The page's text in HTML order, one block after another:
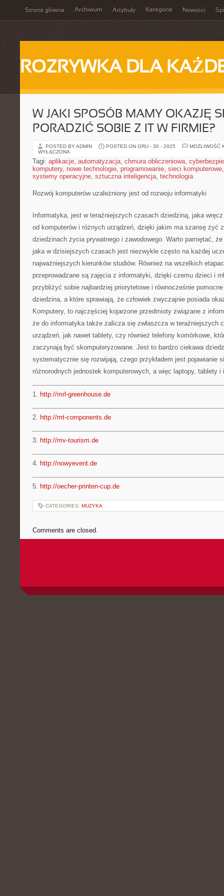
Strona główna Archiwum Artykuły Kategorie Nowości
ROZRYWKA DLA
W JAKI SPOSÓB MAMY OKAZJĘ
PORADZIĆ SOBIE Z IT W FIRMIE?
POSTED BY ADMIN POSTED ON GRU - 30 - 2025
MOŻLIWOŚĆ
WYŁĄCZONA
Tagi: aplikacje, automatyzacja, chmura obliczeniowa,
komputery, nowe technologie, programowanie, sieci komputerowe
systemy operacyjne, sztuczna inteligencja, technologia
Rozwój komputerów uzależniony jest od rozwoju informatyki
Informatyka, jest w teraźniejszych czasach dziedziną, jaka
od komputerów i różnych urządzeń, dzięki jakim ma szansę żyć
dziedzinach życia prywatnego i zawodowego. Warto pamiętać,
jaka w dzisiejszych czasach jest niezwykle często na każdej
najważniejszych kierunków studiów. Również na wszelkich
przeprowadzane są zajęcia z informatyki, dzięki czemu dzieci i
przybliżyć sobie najbardziej priorytetowe i równocześnie
dziedzina, a które sprawiają, że człowiek zwyczajnie posiada
Komputery, to najczęściej kojarzone przedmioty związane z
że do informatyka także zalicza się zwłaszcza w teraźniejszych
urządzeń, jak nawet tablety, czy również telefony komórkowe,
zaczynają być skomputeryzowane. Jest to bardzo ciekawa
systematycznie się rozwijają, czego przykładem jest pojawianie
różnorodnych jednostek komputerowych, a więc laptopy, tablety i
1. http://mrl-greenhouse.de
2. http://mt-components.de
3. http://mv-tourism.de
4. http://nowyevent.de
5. http://oecher-printen-cup.de
CATEGORIES: MUZYKA
Comments are closed.